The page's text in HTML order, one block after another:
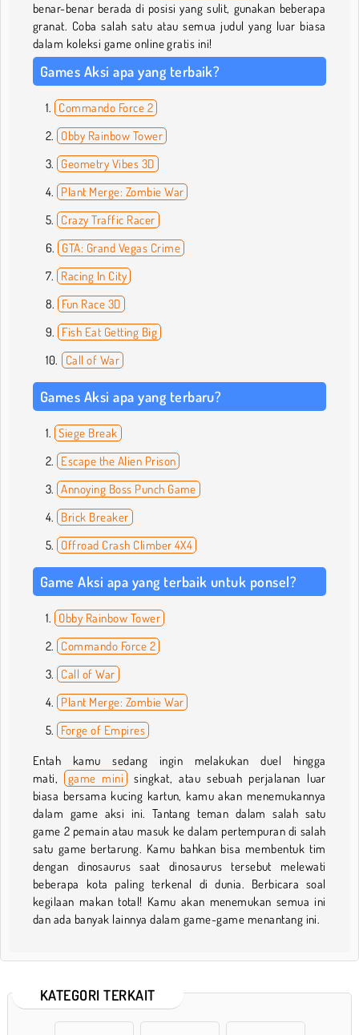
benar-benar berada di posisi yang sulit, gunakan beberapa
granat. Coba salah satu atau semua judul yang luar biasa
dalam koleksi game online gratis ini!
Games Aksi apa yang terbaik?
Commando Force 2
Obby Rainbow Tower
Geometry Vibes 3D
Plant Merge: Zombie War
Crazy Traffic Racer
GTA: Grand Vegas Crime
Racing In City
Fun Race 3D
Fish Eat Getting Big
Call of War
Games Aksi apa yang terbaru?
Siege Break
Escape the Alien Prison
Annoying Boss Punch Game
Brick Breaker
Offroad Crash Climber 4X4
Game Aksi apa yang terbaik untuk ponsel?
Obby Rainbow Tower
Commando Force 2
Call of War
Plant Merge: Zombie War
Forge of Empires
Entah kamu sedang ingin melakukan duel hingga
mati,
game mini
singkat, atau sebuah perjalanan luar
biasa bersama kucing kartun, kamu akan menemukannya
dalam game aksi ini. Tantang teman dalam salah satu
game 2 pemain atau masuk ke dalam pertempuran di salah
satu game bertarung. Kamu bahkan bisa membentuk tim
dengan dinosaurus saat dinosaurus tersebut melewati
beberapa kota paling terkenal di dunia. Berbicara soal
kegilaan makan total! Kamu akan menemukan semua ini
dan ada banyak lainnya dalam game-game menantang ini.
KATEGORI TERKAIT